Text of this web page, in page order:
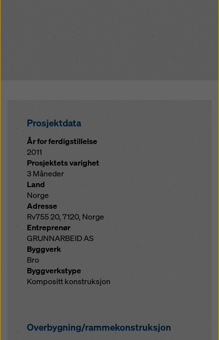
Prosjektdata
År for ferdigstillelse
2011
Prosjektets varighet
3 Måneder
Land
Norge
Adresse
Rv755 20, 7120, Norge
Entreprenør
GRUNNARBEID AS
Byggverk
Bro
Byggverkstype
Kompositt konstruksjon
Overbygning/rammekonstruksjon